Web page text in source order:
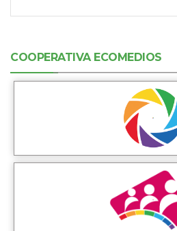
COOPERATIVA ECOMEDIOS